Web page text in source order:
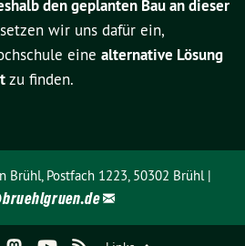
den geplanten Bau an dieser
wir uns dafür ein,
eine alternative Lösung
zu finden.
Brühl, Postfach 1223, 50302 Brühl |
bruehlgruen.de